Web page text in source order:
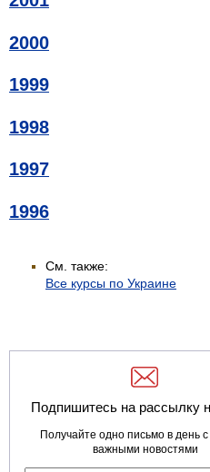
2000
1999
1998
1997
1996
См. также:
Все курсы по Украине
Подпишитесь на рассылку
Получайте одно письмо в день
важными новостями